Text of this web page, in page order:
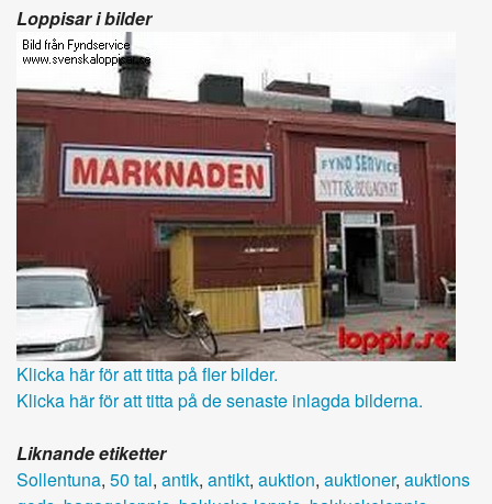
Loppisar i bilder
Klicka här för att titta på fler bilder.
Klicka här för att titta på de senaste inlagda bilderna.
Liknande etiketter
Sollentuna, 50 tal, antik, antikt, auktion, auktioner, auktions